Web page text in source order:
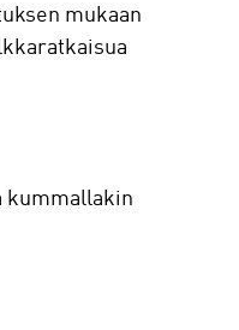
mukaan
kummallakin